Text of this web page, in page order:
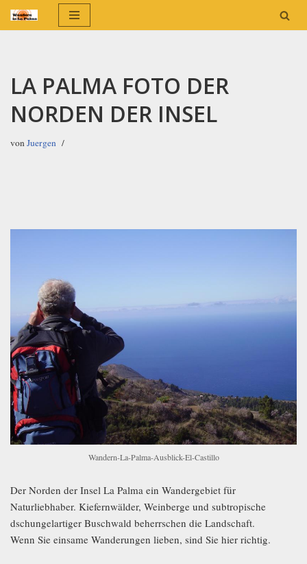
LA PALMA FOTO DER
NORDEN DER INSEL
vonJuergen
Wandern-La-Palma-Ausblick-El-Castillo
Der Norden der Insel La Palma ein Wandergebiet für
Naturliebhaber. Kiefernwälder, Weinberge und subtropische
dschungelartiger Buschwald beherrschen die Landschaft.
Wenn Sie einsame Wanderungen lieben, sind Sie hier richtig.